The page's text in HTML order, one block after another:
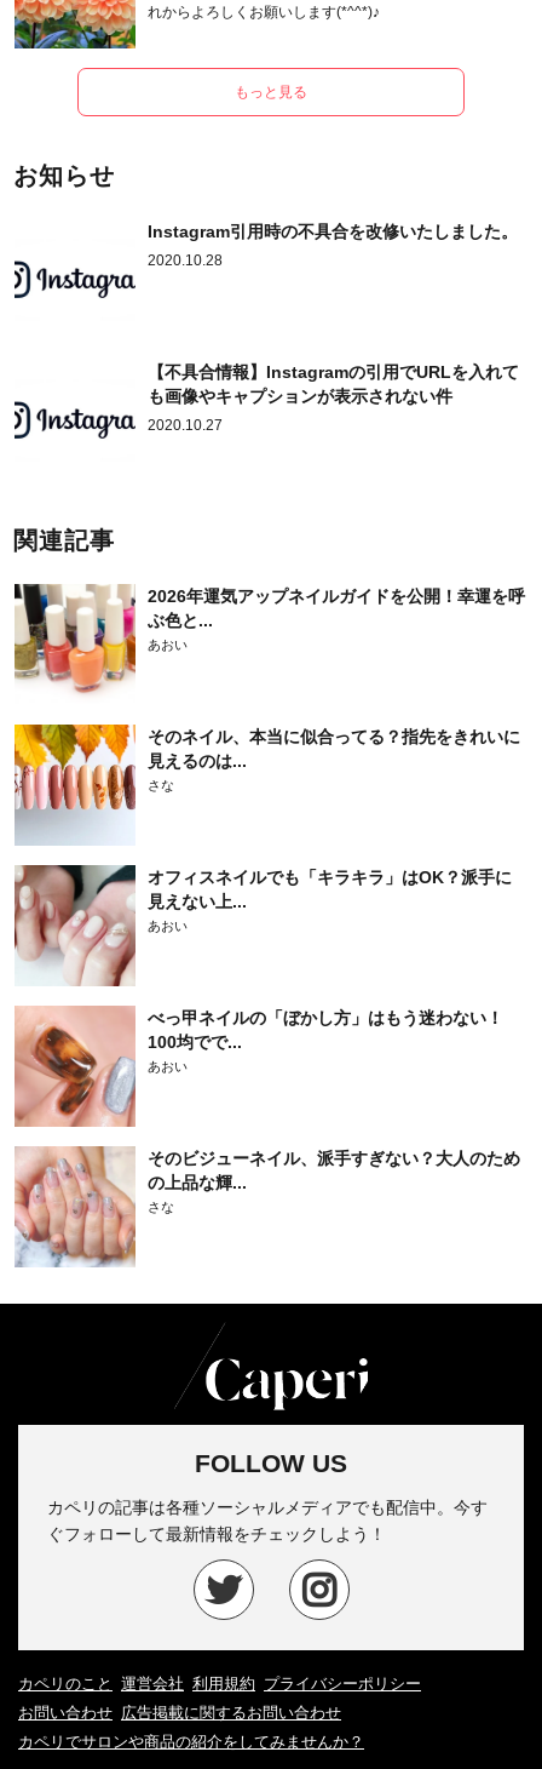
れからよろしくお願いします(*^^*)♪
もっと見る
お知らせ
Instagram引用時の不具合を改修いたしました。
2020.10.28
【不具合情報】Instagramの引用でURLを入れて
も画像やキャプションが表示されない件
2020.10.27
関連記事
2026年運気アップネイルガイドを公開！幸運を呼
ぶ色と...
あおい
そのネイル、本当に似合ってる？指先をきれいに
見えるのは...
さな
オフィスネイルでも「キラキラ」はOK？派手に
見えない上...
あおい
べっ甲ネイルの「ぼかし方」はもう迷わない！
100均でで...
あおい
そのビジューネイル、派手すぎない？大人のため
の上品な輝...
さな
FOLLOW US
カペリの記事は各種ソーシャルメディアでも配信中。今す
ぐフォローして最新情報をチェックしよう！
カペリのこと 運営会社 利用規約 プライバシーポリシー
お問い合わせ 広告掲載に関するお問い合わせ
カペリでサロンや商品の紹介をしてみませんか？